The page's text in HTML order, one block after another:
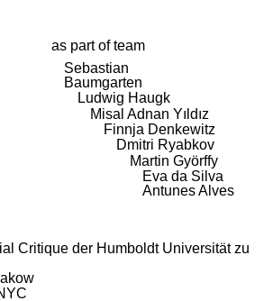
as part of team
Sebastian
Baumgarten
Ludwig Haugk
Misal Adnan Yıldız
Finnja Denkewitz
Dmitri Ryabkov
Martin Györffy
Eva da Silva
Antunes Alves
Critique der Humboldt Universität zu